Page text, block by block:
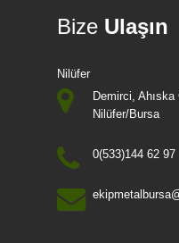
Bize Ulaşın
Nilüfer
Demirci,
Nilüfer/Bursa
0(533)144 62 97